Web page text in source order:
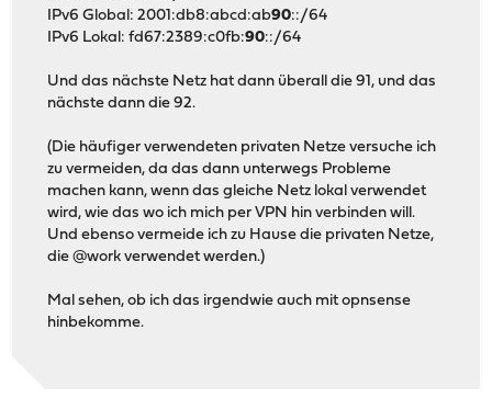
IPv6 Global: 2001:db8:abcd:ab90::/64
IPv6 Lokal: fd67:2389:c0fb:90::/64
Und das nächste Netz hat dann überall die 91, und das
nächste dann die 92.
(Die häufiger verwendeten privaten Netze versuche ich
zu vermeiden, da das dann unterwegs Probleme
machen kann, wenn das gleiche Netz lokal verwendet
wird, wie das wo ich mich per VPN hin verbinden will.
Und ebenso vermeide ich zu Hause die privaten Netze,
die @work verwendet werden.)
Mal sehen, ob ich das irgendwie auch mit opnsense
hinbekomme.